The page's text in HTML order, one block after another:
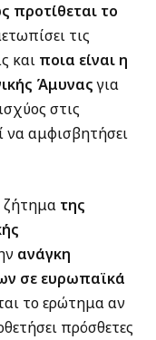
προτίθεται το
τις
και ποια είναι η
Άμυναςγια
στις
να αμφισβητήσει
ζήτημα της
ανάγκη
σε ευρωπαϊκά
το ερώτημα αν
πρόσθετες